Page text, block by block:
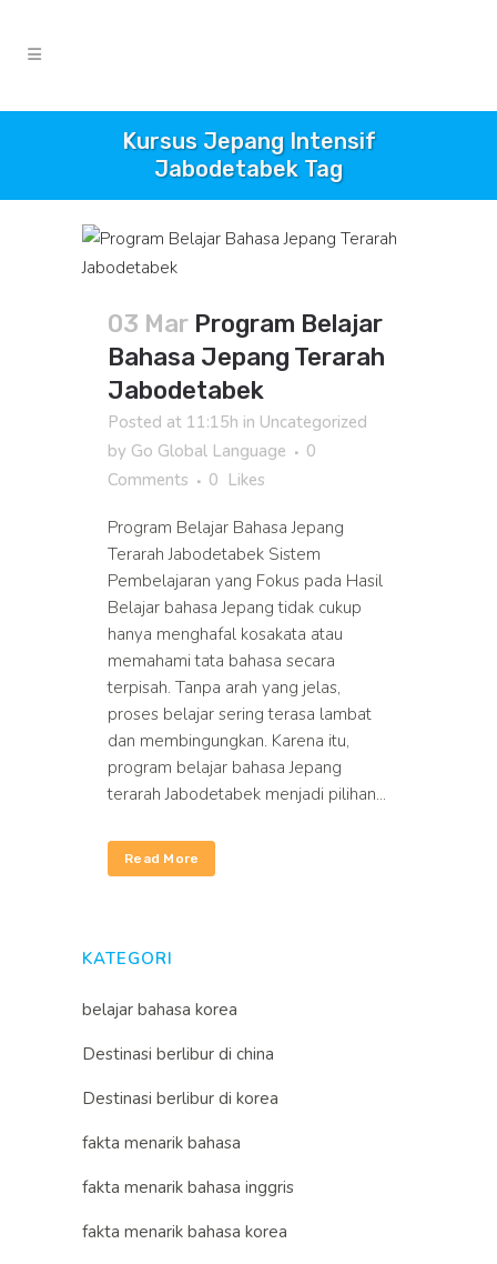
Kursus Jepang Intensif
Jabodetabek Tag
03 Mar Program Belajar
Bahasa Jepang Terarah
Jabodetabek
Posted at 11:15h in Uncategorized
by Go Global Language
0
Comments
0 Likes
Program Belajar Bahasa Jepang
Terarah Jabodetabek Sistem
Pembelajaran yang Fokus pada Hasil
Belajar bahasa Jepang tidak cukup
hanya menghafal kosakata atau
memahami tata bahasa secara
terpisah. Tanpa arah yang jelas,
proses belajar sering terasa lambat
dan membingungkan. Karena itu,
program belajar bahasa Jepang
terarah Jabodetabek menjadi pilihan...
Read More
KATEGORI
belajar bahasa korea
Destinasi berlibur di china
Destinasi berlibur di korea
fakta menarik bahasa
fakta menarik bahasa inggris
fakta menarik bahasa korea